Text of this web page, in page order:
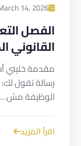
14, 2026
الفصل
القانوني
مقدمة خليني
رسالة تقول
الوظيفة مش…
اقرأ المزيد